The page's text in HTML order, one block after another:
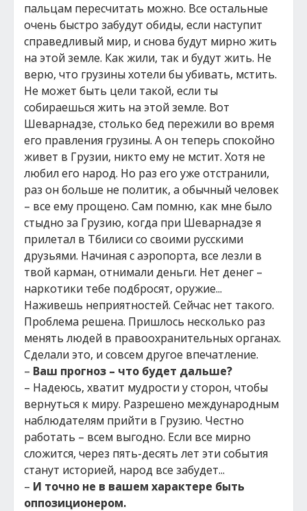
пальцам пересчитать можно. Все остальные
очень быстро забудут обиды, если наступит
справедливый мир, и снова будут мирно жить
на этой земле. Как жили, так и будут жить. Не
верю, что грузины хотели бы убивать, мстить.
Не может быть цели такой, если ты
собираешься жить на этой земле. Вот
Шеварнадзе, столько бед пережили во время
его правления грузины. А он теперь спокойно
живет в Грузии, никто ему не мстит. Хотя не
любил его народ. Но раз его уже отстранили,
раз он больше не политик, а обычный человек
– все ему прощено. Сам помню, как мне было
стыдно за Грузию, когда при Шеварнадзе я
прилетал в Тбилиси со своими русскими
друзьями. Начиная с аэропорта, все лезли в
твой карман, отнимали деньги. Нет денег –
наркотики тебе подбросят, оружие...
Наживешь неприятностей. Сейчас нет такого.
Проблема решена. Пришлось несколько раз
менять людей в правоохранительных органах.
Сделали это, и совсем другое впечатление.
– Ваш прогноз – что будет дальше?
– Надеюсь, хватит мудрости у сторон, чтобы
вернуться к миру. Разрешено международным
наблюдателям прийти в Грузию. Честно
работать – всем выгодно. Если все мирно
сложится, через пять-десять лет эти события
станут историей, народ все забудет...
– И точно не в вашем характере быть
оппозиционером.